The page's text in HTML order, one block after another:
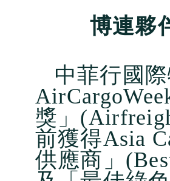
博連夥
中菲行國
獎」
前獲得Asia
供應商」